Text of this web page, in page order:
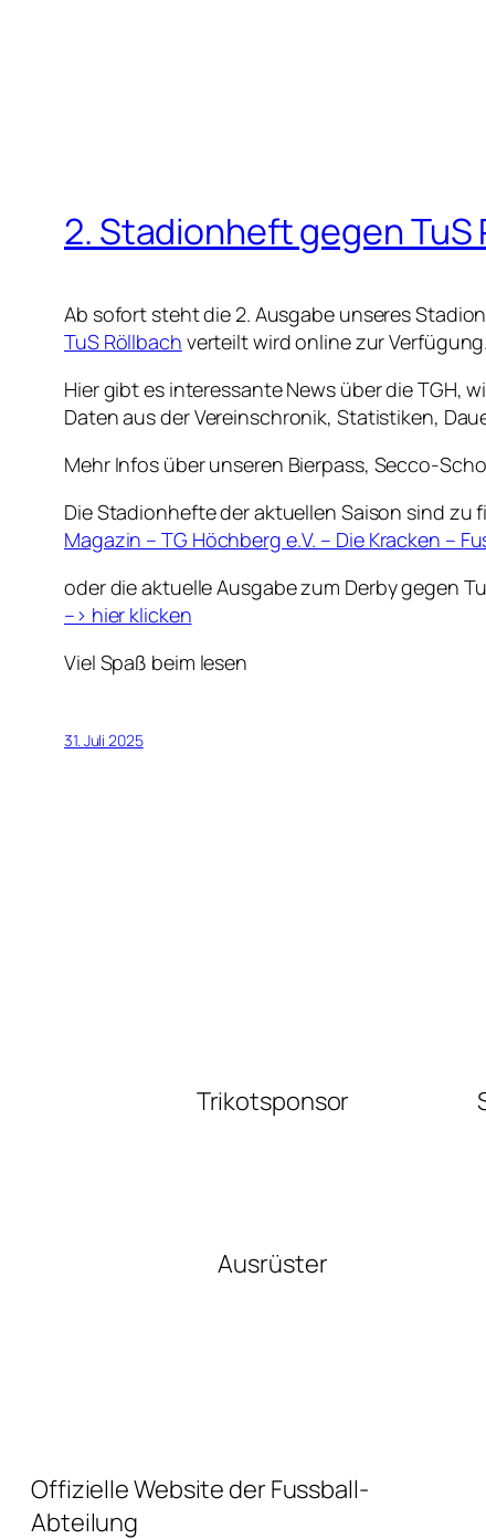
2. Stadionheft gegen TuS
Ab sofort steht die 2. Ausgabe unseres
TuS Röllbach verteilt wird online zur Verfügung.
Hier gibt es interessante News über die TGH,
Daten aus der Vereinschronik, Statistiken,
Mehr Infos über unseren Bierpass, Secco-
Die Stadionhefte der aktuellen Saison sind zu
Magazin – TG Höchberg e.V. – Die Kracken –
oder die aktuelle Ausgabe zum Derby gegen
–> hier klicken
Viel Spaß beim lesen
31. Juli 2025
Trikotsponsor
Ausrüster
Offizielle Website der Fussball-
Abteilung